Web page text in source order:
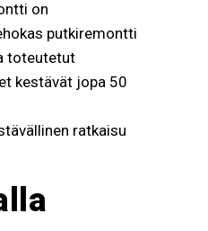
on
putkiremontti
toteutetut
kestävät jopa 50
ratkaisu